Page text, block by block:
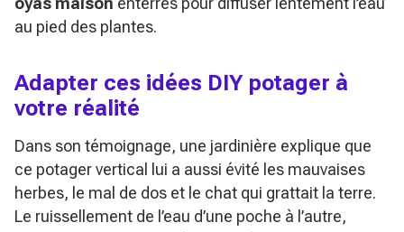
au pied des plantes.
Adapter ces idées DIY potager à
votre réalité
Dans son témoignage, une jardinière explique que
ce potager vertical lui a aussi évité les mauvaises
herbes, le mal de dos et le chat qui grattait la terre.
Le ruissellement de l’eau d’une poche à l’autre,